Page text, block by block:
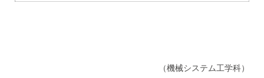
（機械システム工学科）